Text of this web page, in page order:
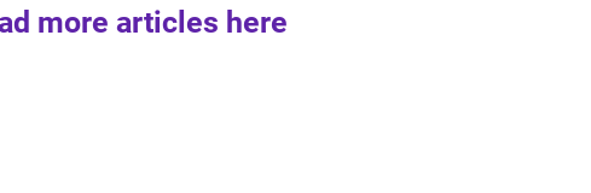
more articles here